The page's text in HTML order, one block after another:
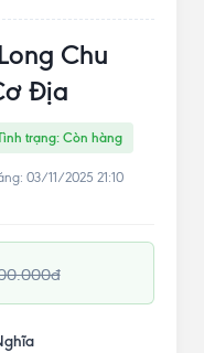
Chu
Địa
trạng: Còn hàng
03/11/2025 21:10